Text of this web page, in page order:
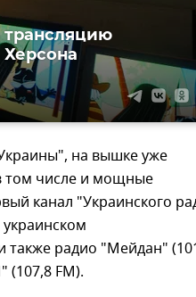
на вышке уже
том числе и мощные
канал "Украинского
также радио "Мейдан"
(107,8 FM).